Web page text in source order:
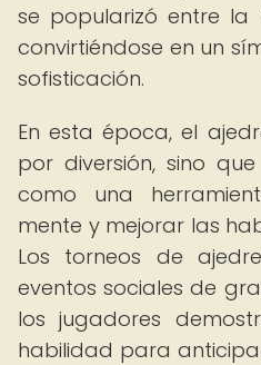
se popularizó entre la
convirtiéndose en un
sofisticación.
En esta época, el
por diversión, sino
como una
mente y mejorar las
Los torneos de
eventos sociales de
los jugadores
habilidad para